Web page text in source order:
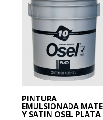
PINTURA
EMULSIONADA MATE
Y SATIN OSEL PLATA